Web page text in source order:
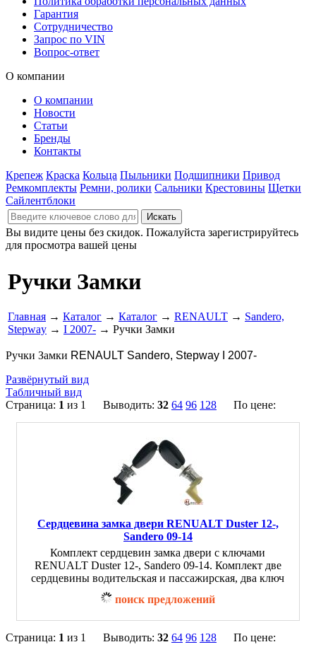
Гарантия
Сотрудничество
Запрос по VIN
Вопрос-ответ
О компании
О компании
Новости
Статьи
Бренды
Контакты
Крепеж Краска Кольца Пыльники Подшипники Привод
Ремкомплекты Ремни, ролики Сальники Крестовины Щетки
Сайлентблоки
Вы видите цены без скидок. Пожалуйста зарегистрируйтесь
для просмотра вашей цены
Ручки Замки
Главная → Каталог → Каталог → RENAULT → Sandero,
Stepway → I 2007- → Ручки Замки
Ручки Замки RENAULT Sandero, Stepway I 2007-
Развёрнутый вид
Табличный вид
Страница: 1 из 1 Выводить: 32 64 96 128 По цене:
Сердцевина замка двери RENUALT Duster 12-,
Sandero 09-14
Комплект сердцевин замка двери с ключами
RENUALT Duster 12-, Sandero 09-14. Комплект две
сердцевины водительская и пассажирская, два ключ
поиск предложений
Страница: 1 из 1 Выводить: 32 64 96 128
По цене: